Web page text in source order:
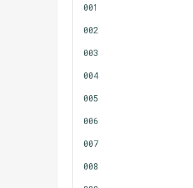
001
002
003
004
005
006
007
008